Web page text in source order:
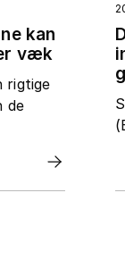
kan
væk
rigtige
de